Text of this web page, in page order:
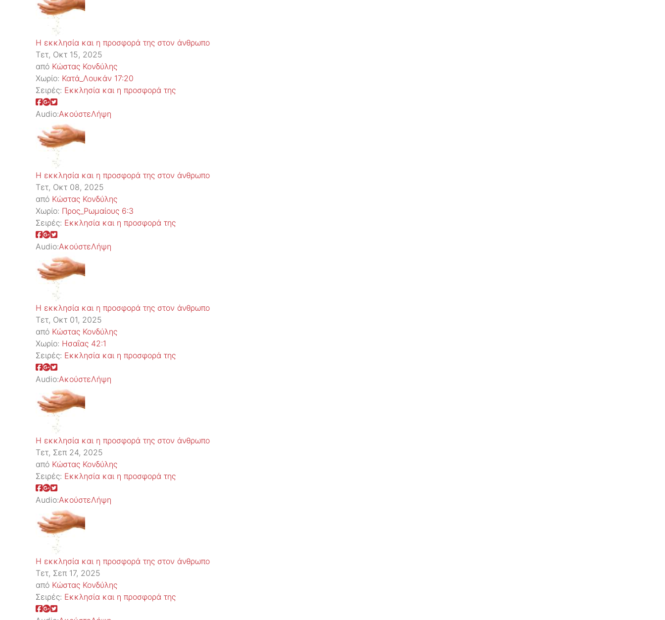
Η εκκλησία και η προσφορά της στον άνθρωπο
Τετ, Οκτ 15, 2025
από Κώστας Κονδύλης
Χωρίο: Κατά_Λουκάν 17:20
Σειρές: Εκκλησία και η προσφορά της
Audio:ΑκούστεΛήψη
Η εκκλησία και η προσφορά της στον άνθρωπο
Τετ, Οκτ 08, 2025
από Κώστας Κονδύλης
Χωρίο: Προς_Ρωμαίους 6:3
Σειρές: Εκκλησία και η προσφορά της
Audio:ΑκούστεΛήψη
Η εκκλησία και η προσφορά της στον άνθρωπο
Τετ, Οκτ 01, 2025
από Κώστας Κονδύλης
Χωρίο: Ησαΐας 42:1
Σειρές: Εκκλησία και η προσφορά της
Audio:ΑκούστεΛήψη
Η εκκλησία και η προσφορά της στον άνθρωπο
Τετ, Σεπ 24, 2025
από Κώστας Κονδύλης
Σειρές: Εκκλησία και η προσφορά της
Audio:ΑκούστεΛήψη
Η εκκλησία και η προσφορά της στον άνθρωπο
Τετ, Σεπ 17, 2025
από Κώστας Κονδύλης
Σειρές: Εκκλησία και η προσφορά της